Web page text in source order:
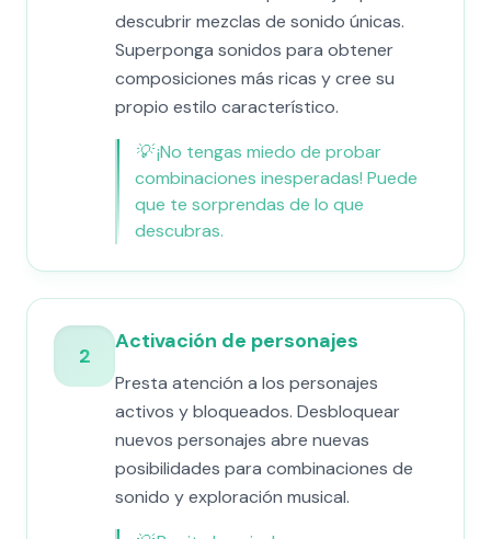
descubrir mezclas de sonido únicas.
Superponga sonidos para obtener
composiciones más ricas y cree su
propio estilo característico.
💡¡No tengas miedo de probar
combinaciones inesperadas! Puede
que te sorprendas de lo que
descubras.
2
Activación de personajes
Presta atención a los personajes
activos y bloqueados. Desbloquear
nuevos personajes abre nuevas
posibilidades para combinaciones de
sonido y exploración musical.